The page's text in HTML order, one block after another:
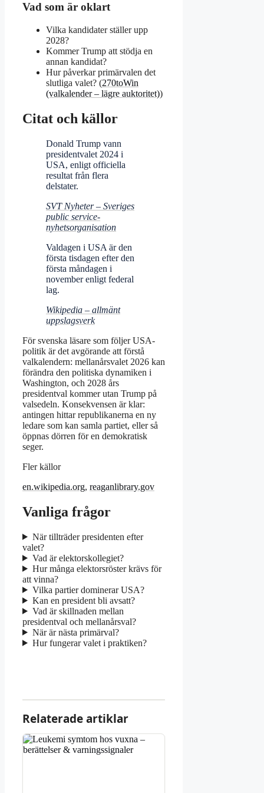
Vad som är oklart
Vilka kandidater ställer upp
2028?
Kommer Trump att stödja en
annan kandidat?
Hur påverkar primärvalen det
slutliga valet? (270toWin
(valkalender – lägre auktoritet))
Citat och källor
Donald Trump vann
presidentvalet 2024 i
USA, enligt officiella
resultat från flera
delstater.
SVT Nyheter – Sveriges
public service-
nyhetsorganisation
Valdagen i USA är den
första tisdagen efter den
första måndagen i
november enligt federal
lag.
Wikipedia – allmänt
uppslagsverk
För svenska läsare som följer USA-
politik är det avgörande att förstå
valkalendern: mellanårsvalet 2026 kan
förändra den politiska dynamiken i
Washington, och 2028 års
presidentval kommer utan Trump på
valsedeln. Konsekvensen är klar:
antingen hittar republikanerna en ny
ledare som kan samla partiet, eller så
öppnas dörren för en demokratisk
seger.
Fler källor
en.wikipedia.org, reaganlibrary.gov
Vanliga frågor
När tillträder presidenten efter
valet?
Vad är elektorskollegiet?
Hur många elektorsröster krävs för
att vinna?
Vilka partier dominerar USA?
Kan en president bli avsatt?
Vad är skillnaden mellan
presidentval och mellanårsval?
När är nästa primärval?
Hur fungerar valet i praktiken?
Relaterade artiklar